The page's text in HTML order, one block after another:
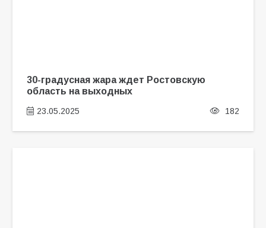
30-градусная жара ждет Ростовскую
область на выходных
23.05.2025 182